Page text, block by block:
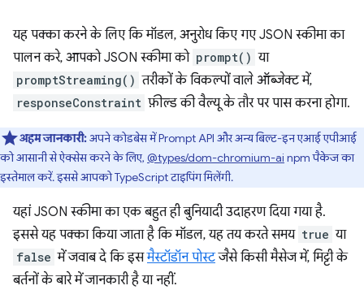
यह पक्का करने के लिए कि मॉडल, अनुरोध किए गए JSON स्कीमा का
पालन करे, आपको JSON स्कीमा को prompt() या
promptStreaming() तरीकों के विकल्पों वाले ऑब्जेक्ट में,
responseConstraint फ़ील्ड की वैल्यू के तौर पर पास करना होगा.
अहम जानकारी:अपने कोडबेस में Prompt API और अन्य बिल्ट-इन एआई एपीआई
को आसानी से ऐक्सेस करने के लिए, @types/dom-chromium-ai npm पैकेज का
इस्तेमाल करें. इससे आपको TypeScript टाइपिंग मिलेंगी.
यहां JSON स्कीमा का एक बहुत ही बुनियादी उदाहरण दिया गया है.
इससे यह पक्का किया जाता है कि मॉडल, यह तय करते समय true या
false में जवाब दे कि इसमैस्टॉडॉन पोस्टजैसे किसी मैसेज में, मिट्टी के
बर्तनों के बारे में जानकारी है या नहीं.